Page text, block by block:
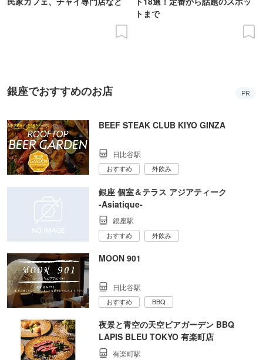
トまで
銀座でおすすめのお店 PR
BEEF STEAK CLUB KIYO GINZA
日比谷駅
おすすめ 外飲み
銀座 個室＆テラス アジアティーク
‐Asiatique‐
銀座駅
おすすめ 外飲み
MOON 901
日比谷駅
おすすめ BBQ
夜景と青空の天空ビアガーデン BBQ
LAPIS BLEU TOKYO 有楽町店
有楽町駅